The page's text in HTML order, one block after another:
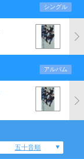
シングル
アルバム
五十音順